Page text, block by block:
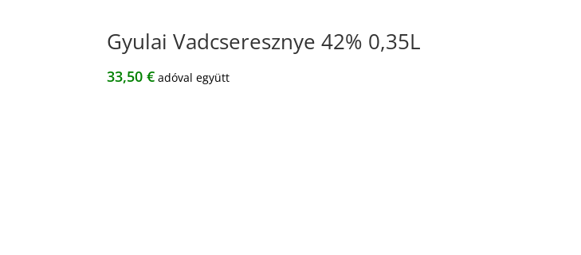
Gyulai Vadcseresznye 42% 0,35L
33,50€ adóval együtt